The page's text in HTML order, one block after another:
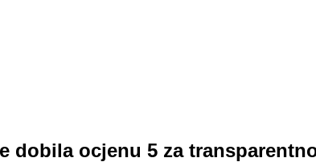
dobila ocjenu 5 za